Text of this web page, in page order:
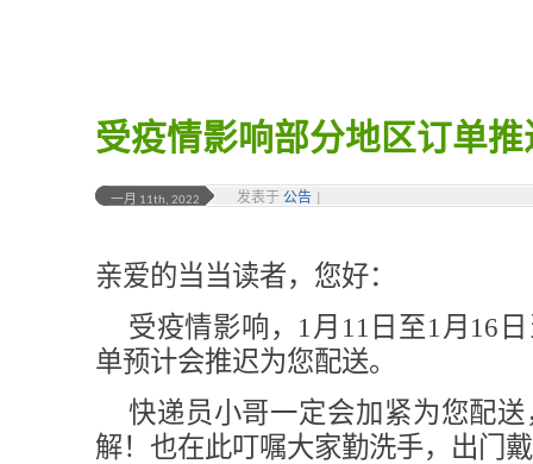
受疫情影响部分地区订单推
一月 11th, 2022 发表于 公告
亲爱的当当读者，您好：
受疫情影响，1月11日至1月16
单预计会推迟为您配送。
快递员小哥一定会加紧为您配
解！也在此叮嘱大家勤洗手，出门